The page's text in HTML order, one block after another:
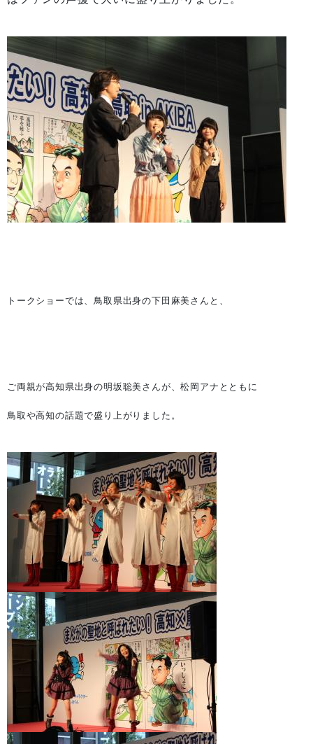
トークショーでは、鳥取県出身の下田麻美さんと、
ご両親が高知県出身の明坂聡美さんが、松岡アナとともに
鳥取や高知の話題で盛り上がりました。